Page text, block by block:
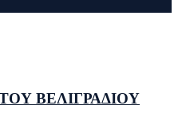
ΒΕΛΙΓΡΑΔΙΟΥ